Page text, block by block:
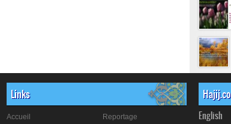
Links
Accueil
Reportage
English